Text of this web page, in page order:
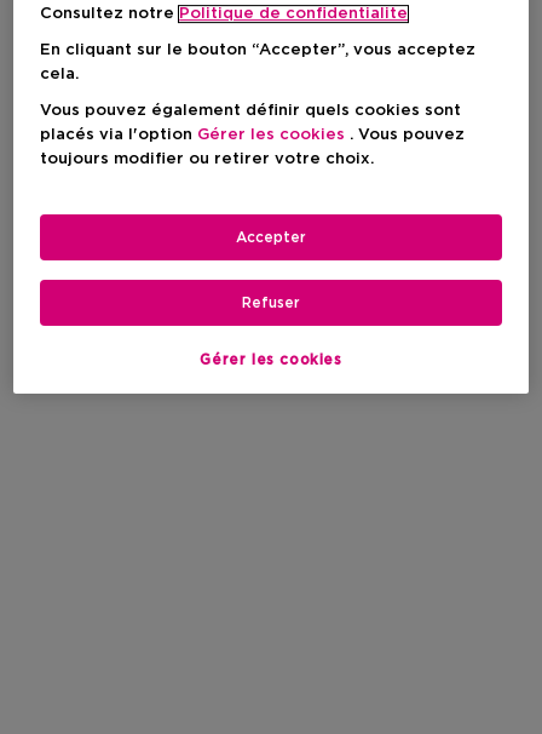
Consultez notre Politique de confidentialite
En cliquant sur le bouton “Accepter”, vous acceptez
cela.
Vous pouvez également définir quels cookies sont
placés via l'option Gérer les cookies . Vous pouvez
toujours modifier ou retirer votre choix.
Gérer les cookies
Refuser
Accepter